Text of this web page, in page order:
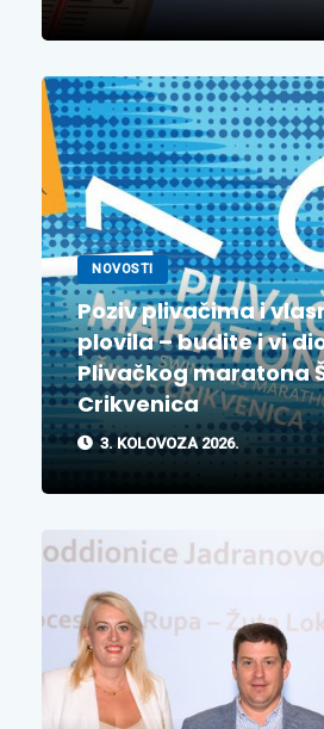
NOVOSTI
Poziv plivačima i
plovila – budite i vi dio
Plivačkog maratona
Crikvenica
3. KOLOVOZA 2026.